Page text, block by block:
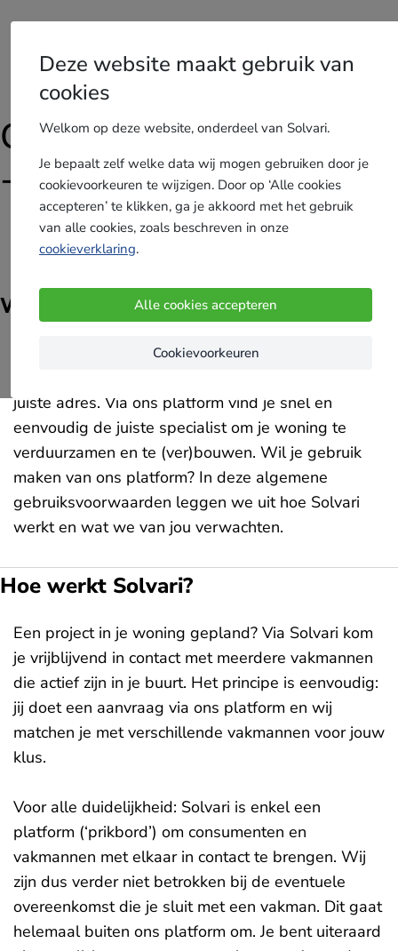
Deze website maakt gebruik van
cookies
Welkom op deze website, onderdeel van Solvari.
Je bepaalt zelf welke data wij mogen gebruiken door je
cookievoorkeuren te wijzigen. Door op ‘Alle cookies
accepteren’ te klikken, ga je akkoord met het gebruik
van alle cookies, zoals beschreven in onze
cookieverklaring.
Alle cookies accepteren
Cookievoorkeuren
Vergelijk gratis tot 4 offertes
Gebruikersvoorwaarden
- SATELLITE
Versie: 25 juli 2023
Welkom op de website van Solvari!
Ben je op zoek naar een betrouwbare vakman
juiste adres. Via ons platform vind je snel en
eenvoudig de juiste specialist om je woning te
verduurzamen en te (ver)bouwen. Wil je gebruik
maken van ons platform? In deze algemene
gebruiksvoorwaarden leggen we uit hoe Solvari
werkt en wat we van jou verwachten.
Hoe werkt Solvari?
Een project in je woning gepland? Via Solvari kom
je vrijblijvend in contact met meerdere vakmannen
die actief zijn in je buurt. Het principe is eenvoudig:
jij doet een aanvraag via ons platform en wij
matchen je met verschillende vakmannen voor jouw
klus.
Voor alle duidelijkheid: Solvari is enkel een
platform (‘prikbord’) om consumenten en
vakmannen met elkaar in contact te brengen. Wij
zijn dus verder niet betrokken bij de eventuele
overeenkomst die je sluit met een vakman. Dit gaat
helemaal buiten ons platform om. Je bent uiteraard